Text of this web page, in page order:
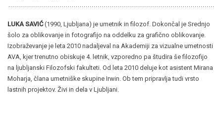
LUKA SAVIĆ(1990, Ljubljana) je umetnik in filozof. Dokončal je Srednjo
šolo za oblikovanje in fotografijo na oddelku za grafično oblikovanje.
Izobraževanje je leta 2010 nadaljeval na Akademiji za vizualne umetnosti
AVA, kjer trenutno obiskuje 4. letnik, vzporedno pa študira še filozofijo
na ljubljanski Filozofski fakulteti. Od leta 2010 deluje kot asistent Mirana
Moharja, člana umetniške skupine Irwin. Ob tem pripravlja tudi vrsto
lastnih projektov. Živi in dela v Ljubljani.